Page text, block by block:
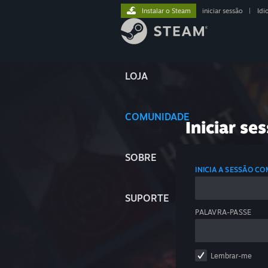
LOJA
COMUNIDADE
SOBRE
SUPORTE
Instalar o Steam iniciar sessão
Iniciar
INICIA A SESSÃO
PALAVRA-PASSE
Lembrar-me